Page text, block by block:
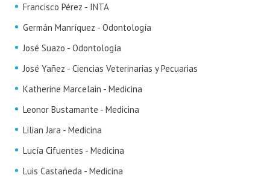
Francisco Pérez - INTA
Germán Manríquez - Odontología
José Suazo - Odontología
José Yañez - Ciencias Veterinarias y Pecuarias
Katherine Marcelain - Medicina
Leonor Bustamante - Medicina
Lilian Jara - Medicina
Lucía Cifuentes - Medicina
Luis Castañeda - Medicina